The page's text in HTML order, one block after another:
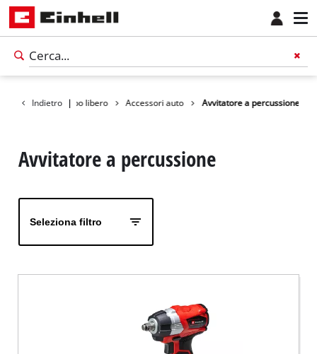
Indietro |
Prodotti Tempo libero Accessori auto Avvitatore a percussione
Avvitatore a percussione
Seleziona filtro